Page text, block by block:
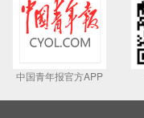
中国青年报官方APP